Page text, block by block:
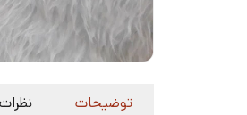
توضیحات نظرات